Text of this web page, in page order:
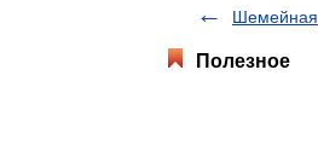
Шемейная
Полезное